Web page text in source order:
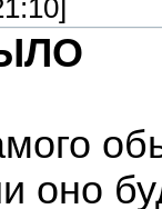
оно